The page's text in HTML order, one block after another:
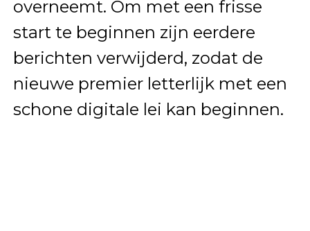
overneemt. Om met een frisse
start te beginnen zijn eerdere
berichten verwijderd, zodat de
nieuwe premier letterlijk met een
schone digitale lei kan beginnen.